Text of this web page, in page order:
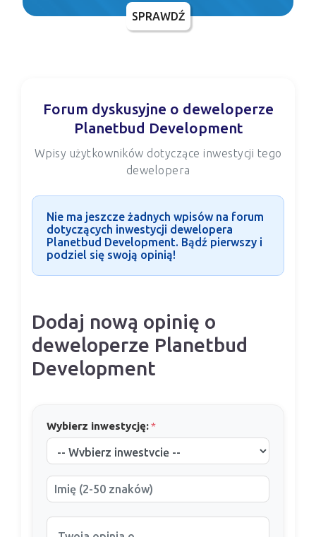
SPRAWDŹ
Forum dyskusyjne o deweloperze
Planetbud Development
Wpisy użytkowników dotyczące inwestycji tego
dewelopera
Nie ma jeszcze żadnych wpisów na forum
dotyczących inwestycji dewelopera
Planetbud Development. Bądź pierwszy i
podziel się swoją opinią!
Dodaj nową opinię o
deweloperze Planetbud
Development
Wybierz inwestycję:*